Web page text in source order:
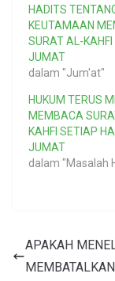
HADITS
KEUTAMAAN
SURAT AL-KAHFI
JUMAT
dalam "Jum'at"
HUKUM TERUS
MEMBACA
KAHFI SETIAP
JUMAT
dalam "Masalah
APAKAH